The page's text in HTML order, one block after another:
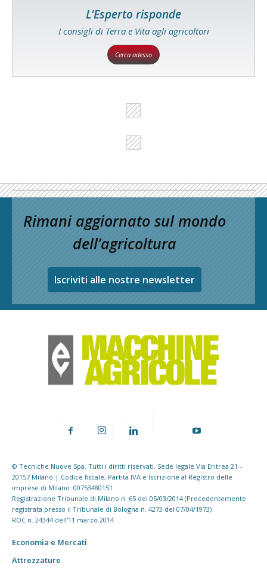
L'Esperto risponde
I consigli di Terra e Vita agli agricoltori
Cerca adesso
Rimani aggiornato sul mondo
dell’agricoltura
Iscriviti alle nostre newsletter
© Tecniche Nuove Spa. Tutti i diritti riservati. Sede legale Via Eritrea 21 -
20157 Milano | Codice fiscale, Partita IVA e Iscrizione al Registro delle
imprese di Milano: 00753480151
Registrazione Tribunale di Milano n. 65 del 05/03/2014 (Precedentemente
registrata presso il Tribunale di Bologna n. 4273 del 07/04/1973)
ROC n. 24344 dell'11 marzo 2014
Economia e Mercati
Attrezzature